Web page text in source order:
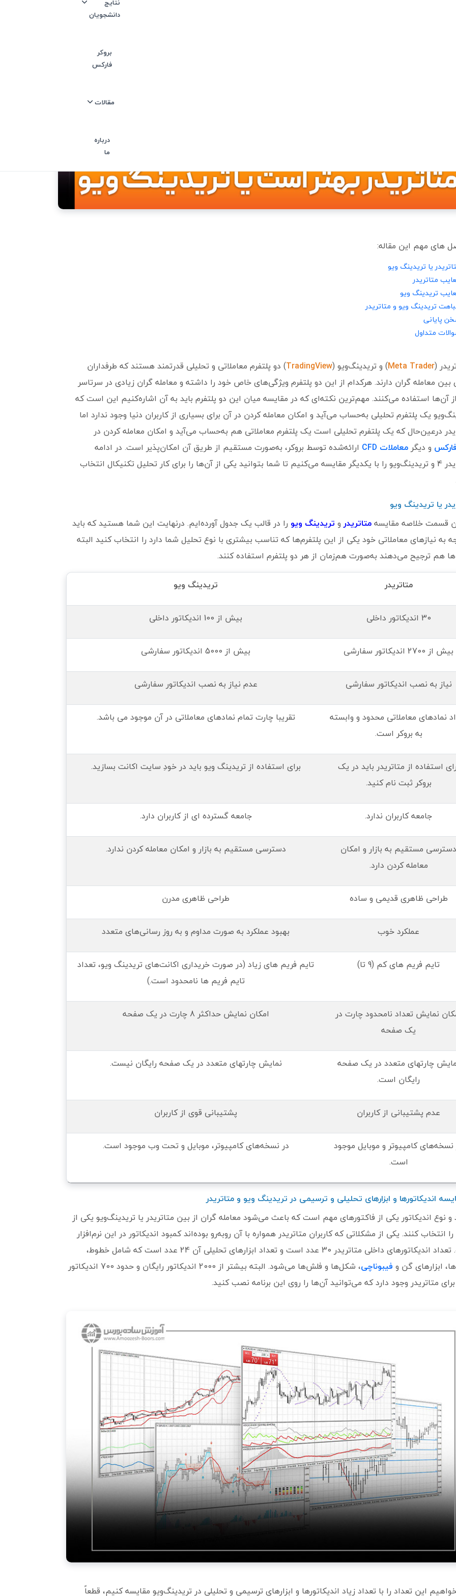
نتایج
دانشجویان
بروکر
فارکس
مقالات
درباره
ما
های مهم این مقاله:
یا تریدینگ ویو
متاتریدر
تریدینگ ویو
تریدینگ ویو و متاتریدر
پایانی
متداول
(
Meta Trader) و تریدینگ‌ویو (TradingView) دو پلتفرم معاملاتی و تحلیلی قدرتمند هستند که طرفداران
بین معامله گران دارند. هرکدام از این دو پلتفرم ویژگی‌های خاص خود را داشته و معامله گران زیادی در سرتاسر
آن‌ها استفاده می‌کنند. مهم‌ترین نکته‌ای که در مقایسه میان این دو پلتفرم باید به آن اشاره‌کنیم این است که
یک پلتفرم تحلیلی به‌حساب می‌آید و امکان معامله کردن در آن برای بسیاری از کاربران دنیا وجود ندارد اما
درعین‌حال که یک پلتفرم تحلیلی است یک پلتفرم معاملاتی هم به‌حساب می‌آید و امکان معامله کردن در
و دیگر معاملات CFD ارائه‌شده توسط بروکر، به‌صورت مستقیم از طریق آن امکان‌پذیر است. در ادامه
متاتریدر 4 و تریدینگ‌ویو را با یکدیگر مقایسه می‌کنیم تا شما بتوانید یکی از آن‌ها را برای کار تحلیل تکنیکال انتخاب
یا تریدینگ ویو
قسمت خلاصه مقایسهمتاتریدرو تریدینگ ویو را در قالب یک جدول آورده‌ایم. درنهایت این شما هستید که باید
به نیازهای معاملاتی خود یکی از این پلتفرم‌ها که تناسب بیشتری با نوع تحلیل شما دارد را انتخاب کنید البته
هم ترجیح می‌دهند به‌صورت هم‌زمان از هر دو پلتفرم استفاده کنند.
متاتریدر تریدینگ ویو
30 اندیکاتور داخلی بیش از 100 اندیکاتور داخلی
بیش از 2700 اندیکاتور سفارشی بیش از 5000 اندیکاتور سفارشی
نیاز به نصب اندیکاتور سفارشی عدم نیاز به نصب اندیکاتور سفارشی
نمادهای معاملاتی محدود و وابسته
به بروکر است.
تقریبا چارت تمام نمادهای معاملاتی در آن موجود می باشد.
استفاده از متاتریدر باید در یک
بروکر ثبت نام کنید.
برای استفاده از تریدینگ ویو باید در خودِ سایت اکانت بسازید.
جامعه کاربران ندارد. جامعه گسترده ای از کاربران دارد.
دسترسی مستقیم به بازار و امکان
معامله کردن دارد.
دسترسی مستقیم به بازار و امکان معامله کردن ندارد.
طراحی ظاهری قدیمی و ساده طراحی ظاهری مدرن
عملکرد خوب بهبود عملکرد به صورت مداوم و به روز رسانی‌های متعدد
تایم فریم های کم (9 تا)
تایم فریم های زیاد (در صورت خریداری اکانت‌های تریدینگ ویو، تعداد
تایم فریم ها نامحدود است.)
نمایش تعداد نامحدود چارت در
یک صفحه
امکان نمایش حداکثر 8 چارت در یک صفحه
چارتهای متعدد در یک صفحه
رایگان است.
نمایش چارتهای متعدد در یک صفحه رایگان نیست.
عدم پشتیبانی از کاربران پشتیبانی قوی از کاربران
نسخه‌های کامپیوتر و موبایل موجود
است.
در نسخه‌های کامپیوتر، موبایل و تحت وب موجود است.
و نوع اندیکاتور یکی از فاکتورهای مهم است که باعث می‌شود معامله گران از بین متاتریدر یا تریدینگ‌ویو یکی از
انتخاب کنند. یکی از مشکلاتی که کاربران متاتریدر همواره با آن روبه‌رو بوده‌اند کمبود اندیکاتور در این نرم‌افزار
است. تعداد اندیکاتورهای داخلی متاتریدر 30 عدد است و تعداد ابزارهای تحلیلی آن 24 عدد است که شامل خطوط،
ابزارهای گن و فیبوناچی
، شکل‌ها و فلش‌ها می‌شود. البته بیشتر از 2000 اندیکاتور رایگان و حدود 700 اندیکاتور
متاتریدر وجود دارد که می‌توانید آن‌ها را روی این برنامه نصب کنید.
این تعداد را با تعداد زیاد اندیکاتورها و ابزارهای ترسیمی و تحلیلی در تریدینگ‌ویو مقایسه کنیم، قطعاً